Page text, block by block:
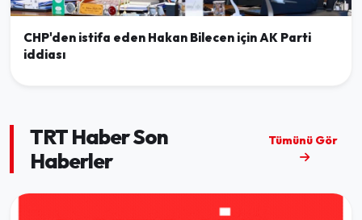
CHP'den istifa eden Hakan Bilecen için AK Parti
iddiası
TRT Haber Son
Haberler
Tümünü Gör